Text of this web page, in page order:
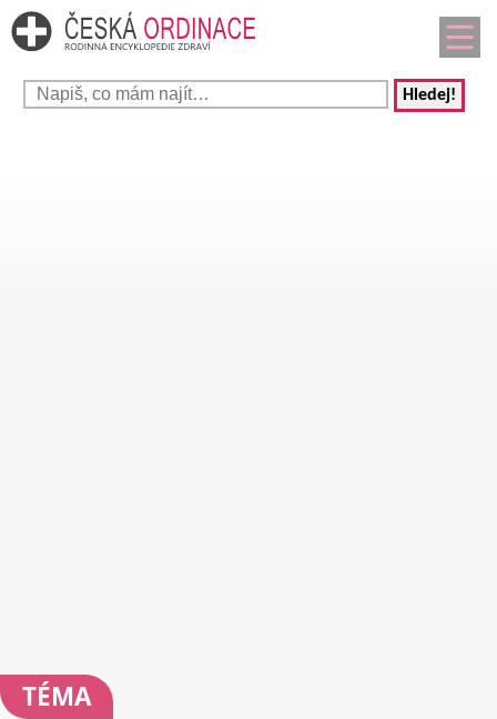
Hledej!
TÉMA